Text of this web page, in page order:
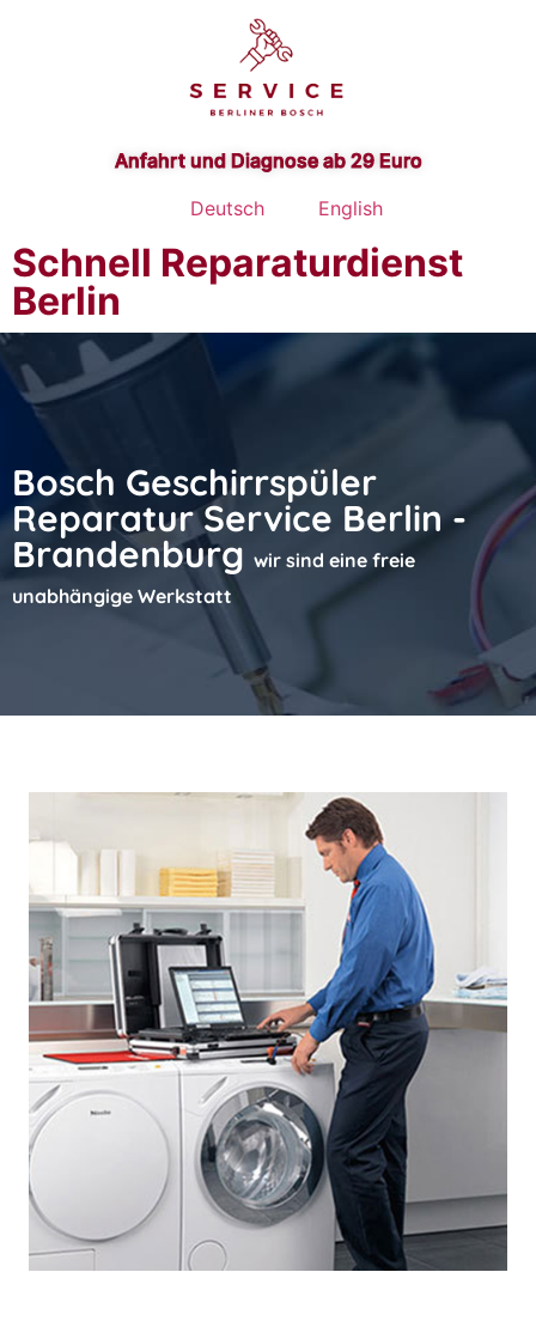
Anfahrt und Diagnose ab 29 Euro
Deutsch
English
Schnell Reparaturdienst
Berlin
Bosch Geschirrspüler
Reparatur Service Berlin -
Brandenburg wir sind eine freie
unabhängige Werkstatt